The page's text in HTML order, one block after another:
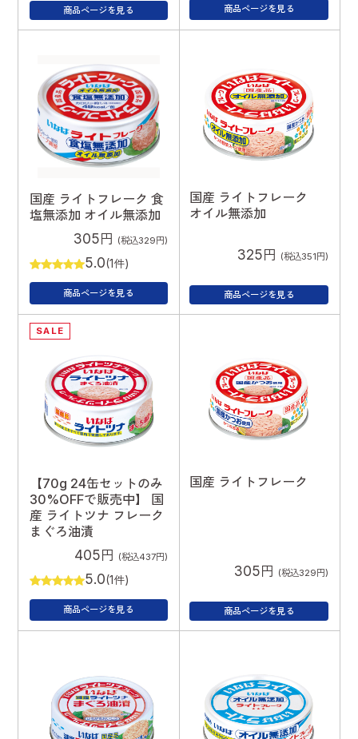
商品ページを見る 商品ページを見る
国産 ライトフレーク 食
塩無添加 オイル無添加
305円 (税込329円)
5.0(1件)
商品ページを見る
国産 ライトフレーク
オイル無添加
325円 (税込351円)
商品ページを見る
SALE
【70g 24缶セットのみ
30%OFFで販売中】 国
産 ライトツナ フレーク
まぐろ油漬
405円 (税込437円)
5.0(1件)
商品ページを見る
国産 ライトフレーク
305円 (税込329円)
商品ページを見る